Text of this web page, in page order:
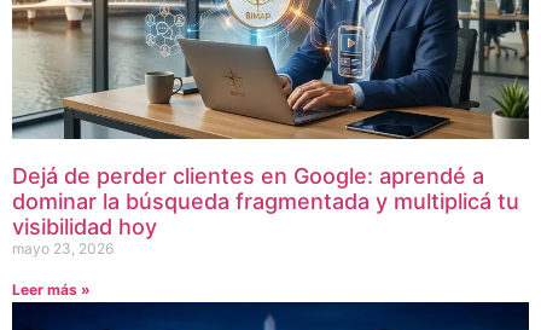
Dejá de perder clientes en Google: aprendé a
dominar la búsqueda fragmentada y multiplicá tu
visibilidad hoy
mayo 23, 2026
Leer más »